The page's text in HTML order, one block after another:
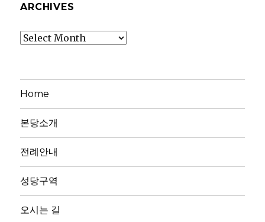
ARCHIVES
Archives
Home
본당소개
전례안내
성당구역
오시는 길